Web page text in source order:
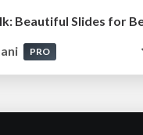
Beautiful Slides for
PRO